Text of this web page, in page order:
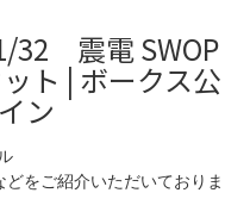
32 震電 SWOP
ト | ボークス公
ン
をご紹介いただいておりま